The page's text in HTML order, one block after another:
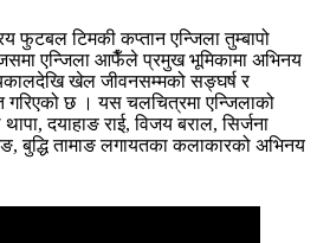
फुटबल टिमकी कप्तान एन्जिला तुम्बापो
एन्जिला आफैँले प्रमुख भूमिकामा अभिनय
खेल जीवनसम्मको सङ्घर्ष र
छ । यस चलचित्रमा एन्जिलाको
दयाहाङ राई, विजय बराल, सिर्जना
बुद्धि तामाङ लगायतका कलाकारको अभिनय